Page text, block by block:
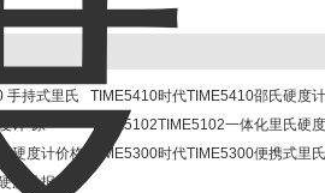
手持式里氏
TIME5410时代TIME5410邵氏硬度
计-原
TIME5102TIME5102一体化里氏硬
TH172
硬度计价格
TIME5300时代TIME5300便携式里
TH110
度计报价